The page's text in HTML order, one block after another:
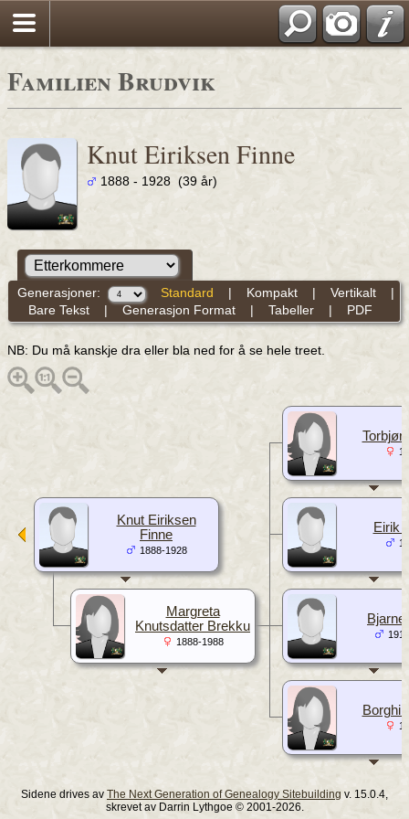
Familien Brudvik
Knut Eiriksen Finne
1888 - 1928 (39 år)
Generasjoner: Standard | Kompakt| Vertikalt|
Bare Tekst| Generasjon Format| Tabeller| PDF
NB: Du må kanskje dra eller bla ned for å se hele treet.
Eirik
Bjarne
Knut Eiriksen
Finne
1888-1928
Margreta
Knutsdatter Brekku
1888-1988
Sidene drives av The Next Generation of Genealogy Sitebuilding v. 15.0.4,
skrevet av Darrin Lythgoe © 2001-2026.